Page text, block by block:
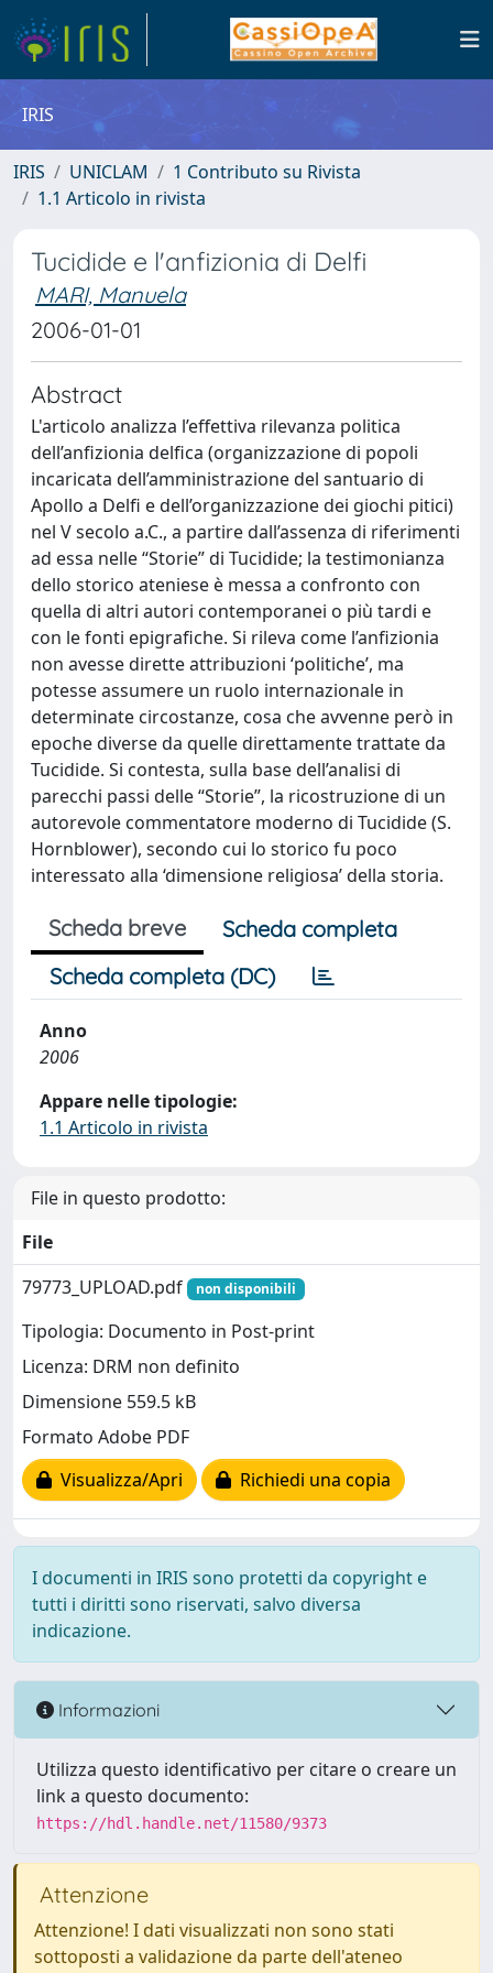
IRIS
IRIS UNICLAM
1 Contributo su Rivista
1.1 Articolo in rivista
Tucidide e l'anfizionia di Delfi
MARI, Manuela
2006-01-01
Abstract
L'articolo analizza l’effettiva rilevanza politica
dell’anfizionia delfica (organizzazione di popoli
incaricata dell’amministrazione del santuario di
Apollo a Delfi e dell’organizzazione dei giochi pitici)
nel V secolo a.C., a partire dall’assenza di riferimenti
ad essa nelle “Storie” di Tucidide; la testimonianza
dello storico ateniese è messa a confronto con
quella di altri autori contemporanei o più tardi e
con le fonti epigrafiche. Si rileva come l’anfizionia
non avesse dirette attribuzioni ‘politiche’, ma
potesse assumere un ruolo internazionale in
determinate circostanze, cosa che avvenne però in
epoche diverse da quelle direttamente trattate da
Tucidide. Si contesta, sulla base dell’analisi di
parecchi passi delle “Storie”, la ricostruzione di un
autorevole commentatore moderno di Tucidide (S.
Hornblower), secondo cui lo storico fu poco
interessato alla ‘dimensione religiosa’ della storia.
Scheda breve
Scheda completa
Scheda completa (DC)
Anno
2006
Appare nelle tipologie:
1.1 Articolo in rivista
File in questo prodotto:
File
79773_UPLOAD.pdf
non disponibili
Tipologia: Documento in Post-print
Licenza: DRM non definito
Dimensione 559.5 kB
Formato Adobe PDF
Visualizza/Apri
Richiedi una copia
I documenti in IRIS sono protetti da copyright e
tutti i diritti sono riservati, salvo diversa
indicazione.
Informazioni
Utilizza questo identificativo per citare o creare un
link a questo documento:
https://hdl.handle.net/11580/9373
Attenzione
Attenzione! I dati visualizzati non sono stati
sottoposti a validazione da parte dell'ateneo